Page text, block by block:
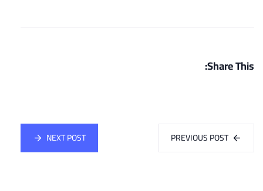
Share This:
PREVIOUS POST
NEXT POST